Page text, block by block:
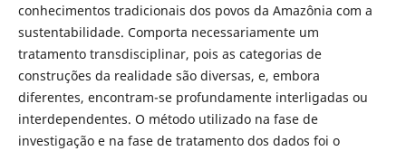
conhecimentos tradicionais dos povos da Amazônia com a
sustentabilidade. Comporta necessariamente um
tratamento transdisciplinar, pois as categorias de
construções da realidade são diversas, e, embora
diferentes, encontram-se profundamente interligadas ou
interdependentes. O método utilizado na fase de
investigação e na fase de tratamento dos dados foi o